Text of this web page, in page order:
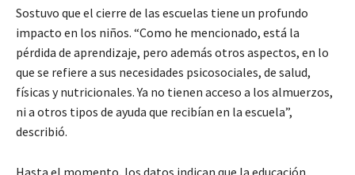
Sostuvo que el cierre de las escuelas tiene un profundo
impacto en los niños. “Como he mencionado, está la
pérdida de aprendizaje, pero además otros aspectos, en lo
que se refiere a sus necesidades psicosociales, de salud,
físicas y nutricionales. Ya no tienen acceso a los almuerzos,
ni a otros tipos de ayuda que recibían en la escuela”,
describió.